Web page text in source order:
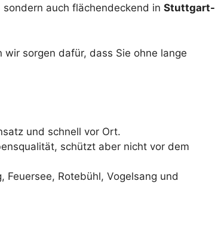
auch flächendeckend in Stuttgart-
sorgen dafür, dass Sie ohne lange
und schnell vor Ort.
schützt aber nicht vor dem
Rotebühl, Vogelsang und